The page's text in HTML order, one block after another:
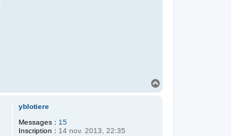
yblotiere
Messages : 15
Inscription : 14 nov. 2013, 22:35